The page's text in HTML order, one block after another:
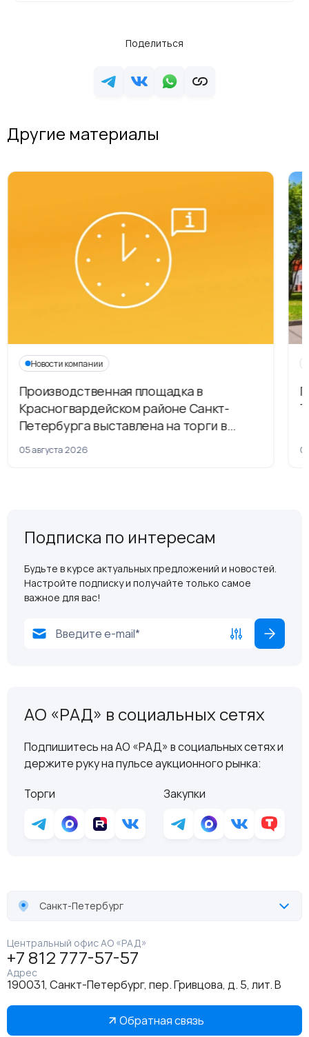
Поделиться
Другие материалы
Новости компании
Производственная площадка в
Красногвардейском районе Санкт-
Петербурга выставлена на торги в
рамках приватизации
05 августа 2026
Подписка по интересам
Будьте в курсе актуальных предложений и новостей.
Настройте подписку и получайте только самое
важное для вас!
АО «РАД» в социальных сетях
Подпишитесь на АО «РАД» в социальных сетях и
держите руку на пульсе аукционного рынка:
Торги
Закупки
Санкт-Петербург
Центральный офис АО «РАД»
+7 812 777-57-57
Адрес
190031, Санкт-Петербург, пер. Гривцова, д. 5, лит. В
Обратная связь